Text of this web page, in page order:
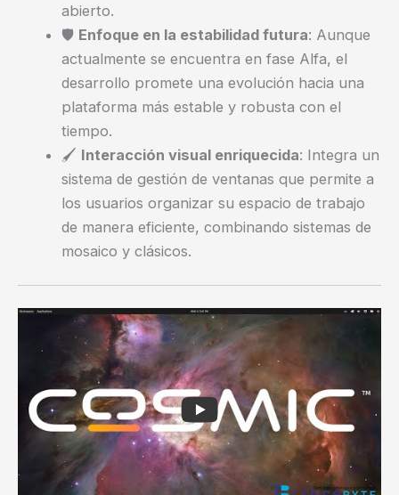
abierto.
🛡️ Enfoque en la estabilidad futura: Aunque
actualmente se encuentra en fase Alfa, el
desarrollo promete una evolución hacia una
plataforma más estable y robusta con el
tiempo.
🖌️ Interacción visual enriquecida: Integra un
sistema de gestión de ventanas que permite a
los usuarios organizar su espacio de trabajo
de manera eficiente, combinando sistemas de
mosaico y clásicos.